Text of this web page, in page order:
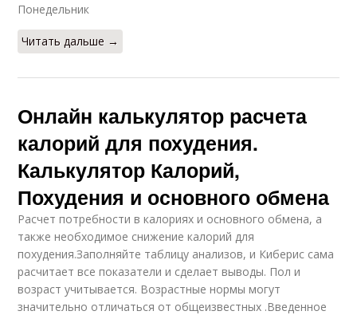
Понедельник
Читать дальше →
Онлайн калькулятор расчета
калорий для похудения.
Калькулятор Калорий,
Похудения и основного обмена
Расчет потребности в калориях и основного обмена, а
также необходимое снижение калорий для
похудения.Заполняйте таблицу анализов, и Киберис сама
расчитает все показатели и сделает выводы. Пол и
возраст учитывается. Возрастные нормы могут
значительно отличаться от общеизвестных .Введенное